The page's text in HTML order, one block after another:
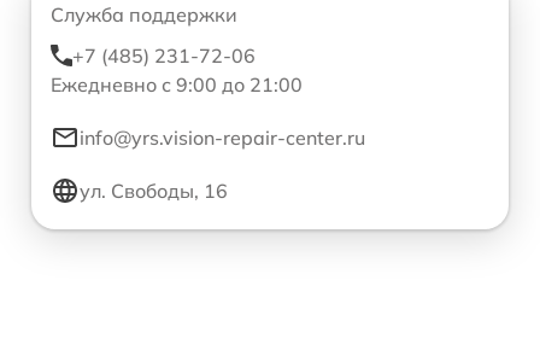
Служба поддержки
+7 (485) 231-72-06
Ежедневно с 9:00 до 21:00
info@yrs.vision-repair-center.ru
ул. Свободы, 16